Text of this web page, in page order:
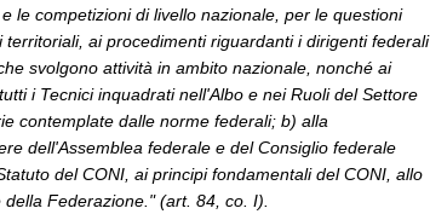
le competizioni di livello nazionale, per le questioni
ai procedimenti riguardanti i dirigenti federali
svolgono attività in ambito nazionale, nonché ai
i Tecnici inquadrati nell'Albo e nei Ruoli del Settore
contemplate dalle norme federali; b) alla
dell'Assemblea federale e del Consiglio federale
del CONI, ai principi fondamentali del CONI, allo
Federazione." (art. 84, co. I).